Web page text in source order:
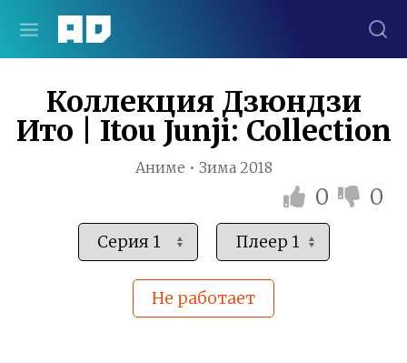
Коллекция Дзюндзи
Ито | Itou Junji: Collection
Аниме • Зима 2018
0 0
Не работает